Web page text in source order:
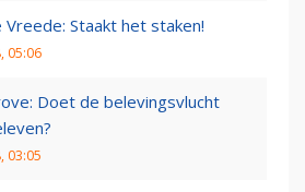
Vreede: Staakt het staken!
05:06
Doet de belevingsvlucht
03:05